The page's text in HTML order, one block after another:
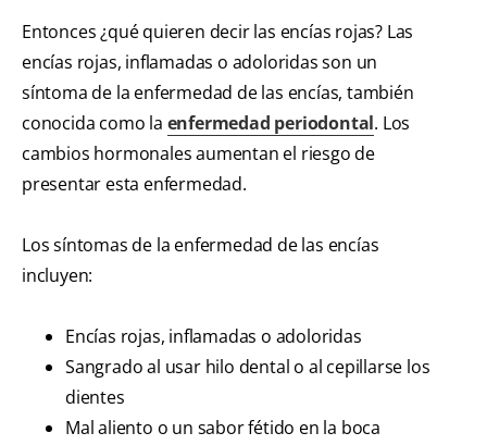
Entonces ¿qué quieren decir las encías rojas? Las
encías rojas, inflamadas o adoloridas son un
síntoma de la enfermedad de las encías, también
conocida como la enfermedad periodontal. Los
cambios hormonales aumentan el riesgo de
presentar esta enfermedad.
Los síntomas de la enfermedad de las encías
incluyen:
Encías rojas, inflamadas o adoloridas
Sangrado al usar hilo dental o al cepillarse los
dientes
Mal aliento o un sabor fétido en la boca